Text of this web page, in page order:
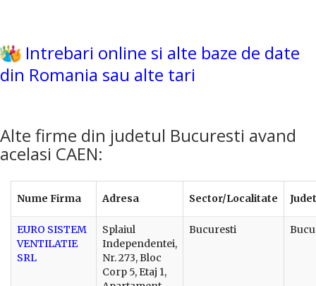
Intrebari online si alte baze de date
din Romania sau alte tari
Alte firme din judetul Bucuresti avand
acelasi CAEN:
Nume Firma Adresa Sector/Localitate Judet
EURO SISTEM
VENTILATIE
SRL
Splaiul
Independentei,
Nr. 273, Bloc
Corp 5, Etaj 1,
Bucuresti